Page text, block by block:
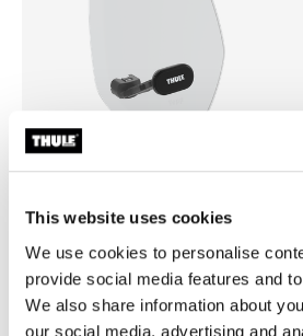
This website uses cookies
We use cookies to personalise
provide social media features and
We also share information about
our social media, advertising and
Thule Yepp mini windscreen
pantalla contra el viento transparente